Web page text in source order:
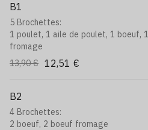
B1
5 Brochettes:
1 poulet, 1 aile de poulet, 1 boeuf,
fromage
13,90 € 12,51 €
B2
4 Brochettes:
2 boeuf, 2 boeuf fromage